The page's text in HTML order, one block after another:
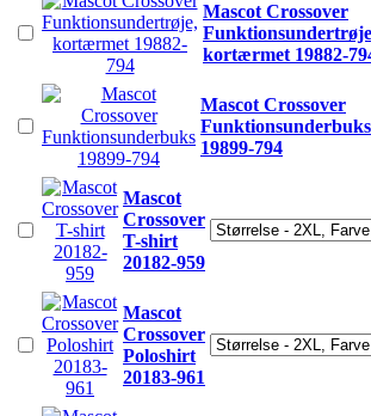
Mascot Crossover
kortærmet 19882-
Mascot Crossover
Funktionsunderbuks
19899-794
Mascot
Crossover
T-shirt
20182-959
Mascot
Crossover
Poloshirt
20183-961